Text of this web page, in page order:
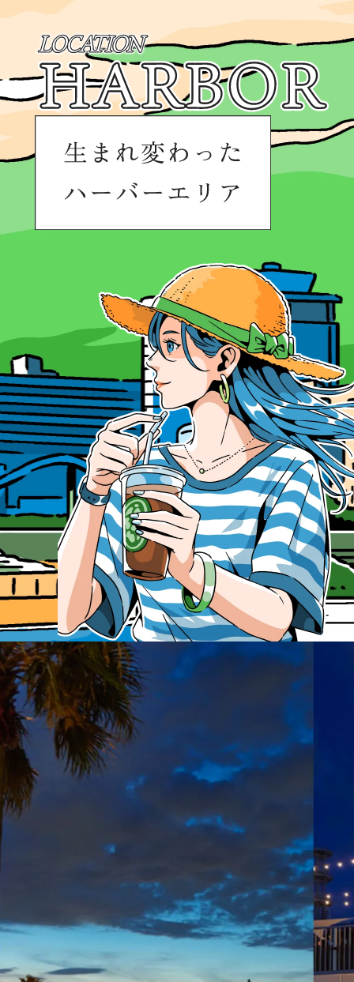
CONCEPT
コンセプト
SAFETY &
SECURITY
防災・一括受電サービス
ZEH-M
Oriented
ACCESS
アクセス
デザイン・ランドプラン
GOURMET
周辺グルメ
VALUE
魅力
VOICE
ご契約者様の声
GALLERY
マンションギャラリー
EQUIPMENT
設備・仕様
BRAND
分譲実績
現地地図
物件概要